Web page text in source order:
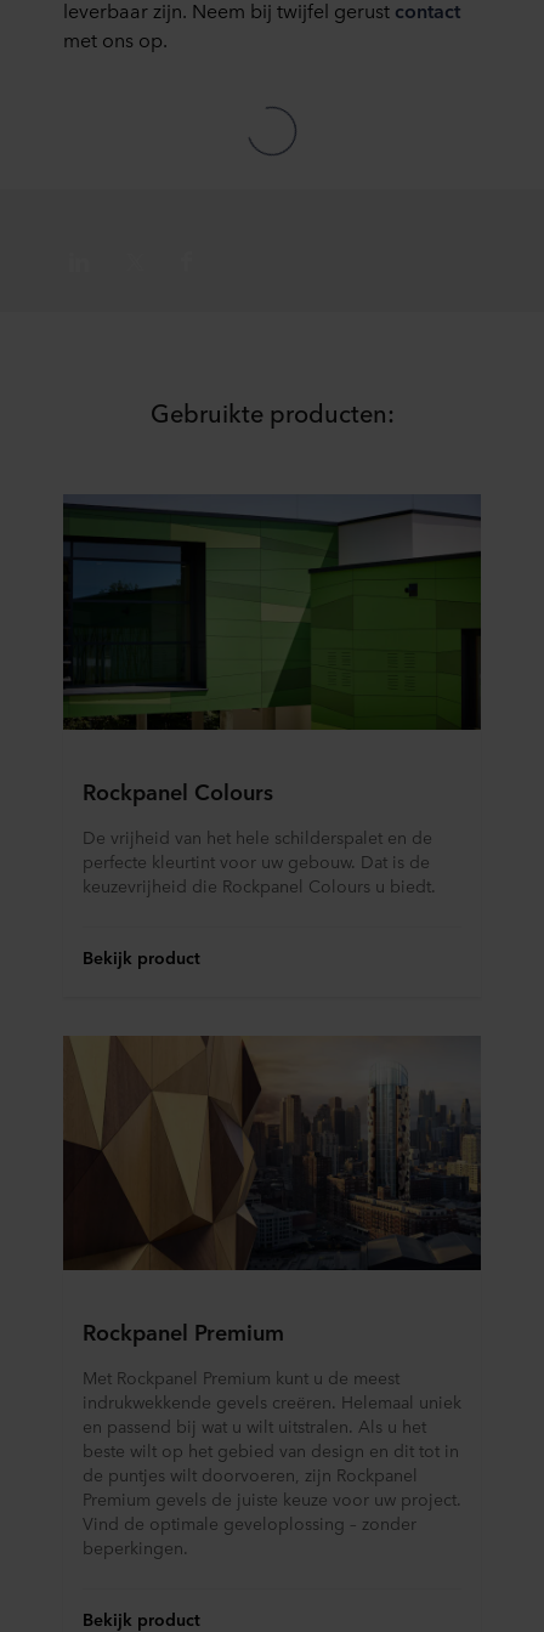
te klikken.
Privacy statements
staat ook welk specifiek ROCKWOOL-bedrijf de
leverbaar zijn. Neem bij twijfel gerust contact
met ons op.
Gebruikte producten:
Rockpanel Colours
De vrijheid van het hele schilderspalet en de
perfecte kleurtint voor uw gebouw. Dat is de
keuzevrijheid die Rockpanel Colours u biedt.
Bekijk product
Rockpanel Premium
Met Rockpanel Premium kunt u de meest
indrukwekkende gevels creëren. Helemaal uniek
en passend bij wat u wilt uitstralen. Als u het
beste wilt op het gebied van design en dit tot in
de puntjes wilt doorvoeren, zijn Rockpanel
Premium gevels de juiste keuze voor uw project.
Vind de optimale geveloplossing – zonder
beperkingen.
Bekijk product